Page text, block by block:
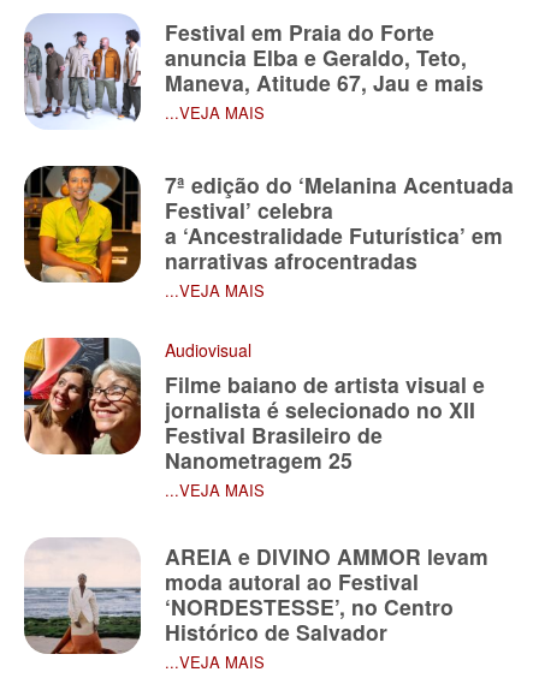
Festival em Praia do Forte
anuncia Elba e Geraldo, Teto,
Maneva, Atitude 67, Jau e mais
...VEJA MAIS
7ª edição do ‘Melanina Acentuada
Festival’ celebra
a ‘Ancestralidade Futurística’ em
narrativas afrocentradas
...VEJA MAIS
Audiovisual
Filme baiano de artista visual e
jornalista é selecionado no XII
Festival Brasileiro de
Nanometragem 25
...VEJA MAIS
AREIA e DIVINO AMMOR levam
moda autoral ao Festival
‘NORDESTESSE’, no Centro
Histórico de Salvador
...VEJA MAIS